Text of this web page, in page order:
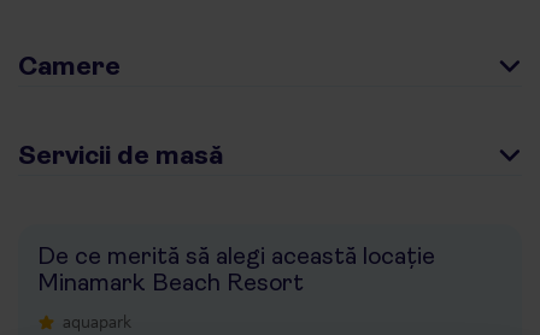
Camere
Servicii de masă
De ce merită să alegi această locație
Minamark Beach Resort
aquapark